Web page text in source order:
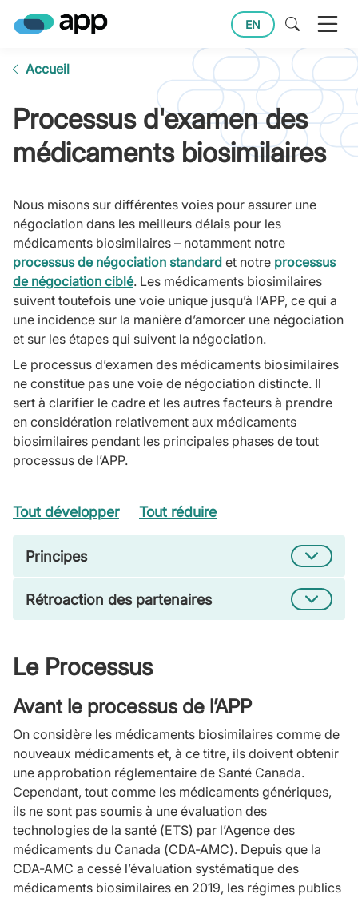
EN
Accueil
Processus d'examen des
médicaments biosimilaires
Nous misons sur différentes voies pour assurer une
négociation dans les meilleurs délais pour les
médicaments biosimilaires – notamment notre
processus de négociation standard et notre processus
de négociation ciblé. Les médicaments biosimilaires
suivent toutefois une voie unique jusqu’à l’APP, ce qui a
une incidence sur la manière d’amorcer une négociation
et sur les étapes qui suivent la négociation.
Le processus d’examen des médicaments biosimilaires
ne constitue pas une voie de négociation distincte. Il
sert à clarifier le cadre et les autres facteurs à prendre
en considération relativement aux médicaments
biosimilaires pendant les principales phases de tout
processus de l’APP.
Tout développer Tout réduire
Principes
Rétroaction des partenaires
Le Processus
Avant le processus de l’APP
On considère les médicaments biosimilaires comme de
nouveaux médicaments et, à ce titre, ils doivent obtenir
une approbation réglementaire de Santé Canada.
Cependant, tout comme les médicaments génériques,
ils ne sont pas soumis à une évaluation des
technologies de la santé (ETS) par l’Agence des
médicaments du Canada (CDA-AMC). Depuis que la
CDA-AMC a cessé l’évaluation systématique des
médicaments biosimilaires en 2019, les régimes publics